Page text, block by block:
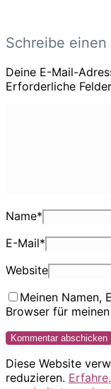
Schreibe einen
Deine E-Mail-
Erforderliche
Name*
E-Mail*
Website
Meinen Namen,
Browser für
Diese Website
reduzieren.